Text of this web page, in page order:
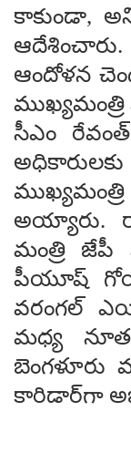
కాకుండా,
ఆందోళన
సీఎం
ముఖ్యమంత్రి
అయ్యారు.
మంత్రి జేపీ
పీయూష్‌
వరంగల్‌
మధ్య
బెంగళూరు
కారిడార్‌గా